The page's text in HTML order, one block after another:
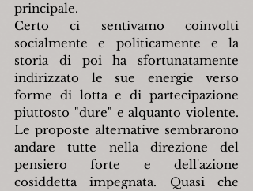
principale.
Certo ci sentivamo coinvolti
socialmente e politicamente e la
storia di poi ha sfortunatamente
indirizzato le sue energie verso
forme di lotta e di partecipazione
piuttosto "dure" e alquanto violente.
Le proposte alternative sembrarono
andare tutte nella direzione del
pensiero forte e dell'azione
cosiddetta impegnata. Quasi che